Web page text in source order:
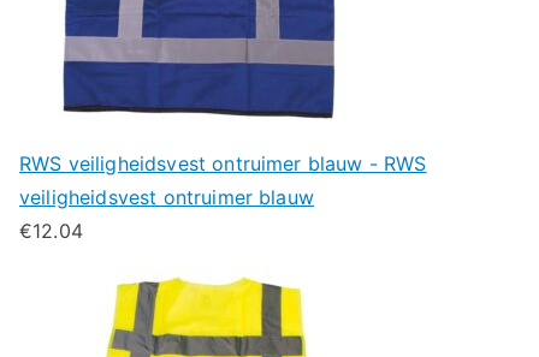
RWS veiligheidsvest ontruimer blauw - RWS
veiligheidsvest ontruimer blauw
€12.04